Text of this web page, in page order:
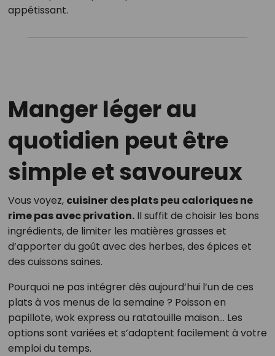
appétissant.
Manger léger au
quotidien peut être
simple et savoureux
Vous voyez, cuisiner des plats peu caloriques ne
rime pas avec privation.Il suffit de choisir les bons
ingrédients, de limiter les matières grasses et
d’apporter du goût avec des herbes, des épices et
des cuissons saines.
Pourquoi ne pas intégrer dès aujourd’hui l’un de ces
plats à vos menus de la semaine ? Poisson en
papillote, wok express ou ratatouille maison… Les
options sont variées et s’adaptent facilement à votre
emploi du temps.